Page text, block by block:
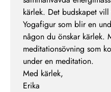
kärlek. Det budskapet
Yogafigur som blir en
någon du önskar kärlek.
meditationsövning som
under en meditation.
Med kärlek,
Erika